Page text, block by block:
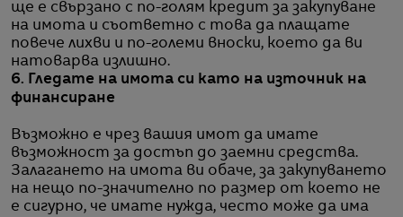
ще е свързано с по-голям кредит за закупуване
на имота и съответно с това да плащате
повече лихви и по-големи вноски, което да ви
натоварва излишно.
6. Гледате на имота си като на източник на
финансиране
Възможно е чрез вашия имот да имате
възможност за достъп до заемни средства.
Залагането на имота ви обаче, за закупуването
на нещо по-значително по размер от което не
е сигурно, че имате нужда, често може да има